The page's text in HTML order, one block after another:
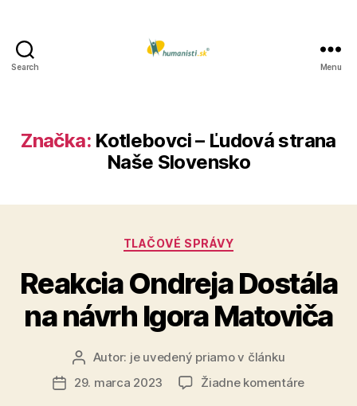
Search Menu
Značka: Kotlebovci – Ľudová strana
Naše Slovensko
Kategórie
TLAČOVÉ SPRÁVY
Reakcia Ondreja Dostála
na návrh Igora Matoviča
Autor
článku
Autor: je uvedený priamo v článku
Dátum
29. marca 2023 Žiadne komentárena